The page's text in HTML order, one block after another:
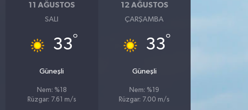
11 AĞUSTOS
SALI
33°
Güneşli
Nem: %18
Rüzgar: 7.61 m/s
12 AĞUSTOS
ÇARŞAMBA
33°
Güneşli
Nem: %19
Rüzgar: 7.00 m/s